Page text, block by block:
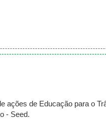
ações de Educação para o
- Seed.